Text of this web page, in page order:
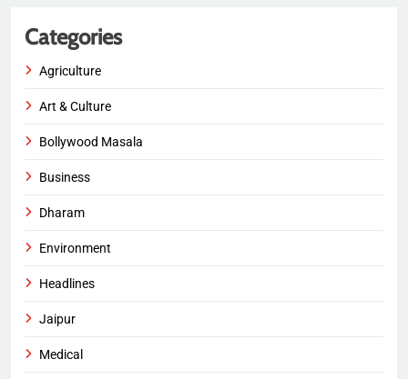
Categories
Agriculture
Art & Culture
Bollywood Masala
Business
Dharam
Environment
Headlines
Jaipur
Medical